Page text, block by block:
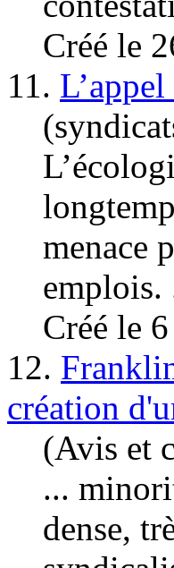
Créé le
11.
menace
emplois.
Créé le
12.
création
(Avis et
...
dense,